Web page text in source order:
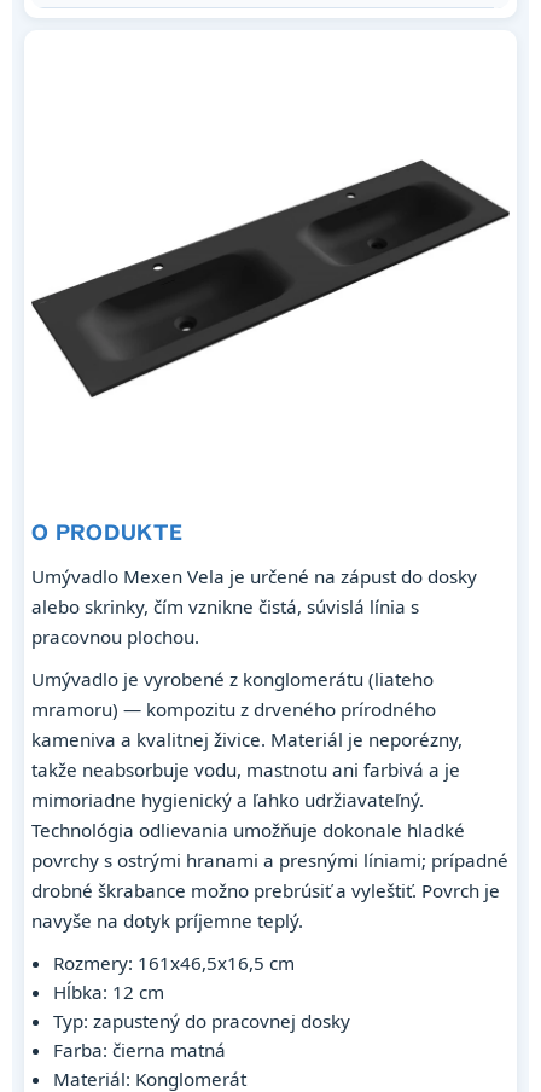
O PRODUKTE
Umývadlo Mexen Vela je určené na zápust do dosky
alebo skrinky, čím vznikne čistá, súvislá línia s
pracovnou plochou.
Umývadlo je vyrobené z konglomerátu (liateho
mramoru) — kompozitu z drveného prírodného
kameniva a kvalitnej živice. Materiál je neporézny,
takže neabsorbuje vodu, mastnotu ani farbivá a je
mimoriadne hygienický a ľahko udržiavateľný.
Technológia odlievania umožňuje dokonale hladké
povrchy s ostrými hranami a presnými líniami; prípadné
drobné škrabance možno prebrúsiť a vyleštiť. Povrch je
navyše na dotyk príjemne teplý.
Rozmery: 161x46,5x16,5 cm
Hĺbka: 12 cm
Typ: zapustený do pracovnej dosky
Farba: čierna matná
Materiál: Konglomerát